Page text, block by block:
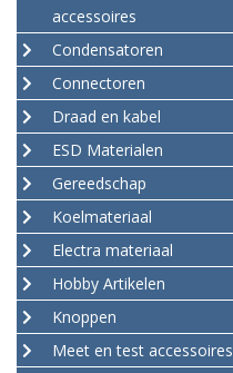
accessoires
Condensatoren
Connectoren
Draad en kabel
ESD Materialen
Gereedschap
Koelmateriaal
Electra materiaal
Hobby Artikelen
Knoppen
Meet en test accessoires